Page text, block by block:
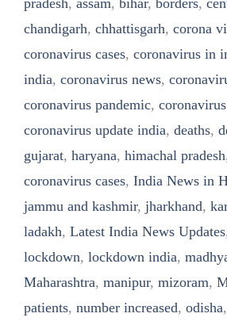
chandigarh, chhattisgarh, corona
coronavirus cases, coronavirus in
india, coronavirus news,
coronavirus pandemic,
coronavirus update india, deaths,
gujarat, haryana, himachal pradesh,
coronavirus cases, India News in
jammu and kashmir, jharkhand,
ladakh, Latest India News Updates,
lockdown, lockdown india,
Maharashtra, manipur, mizoram,
patients, number increased, odisha,